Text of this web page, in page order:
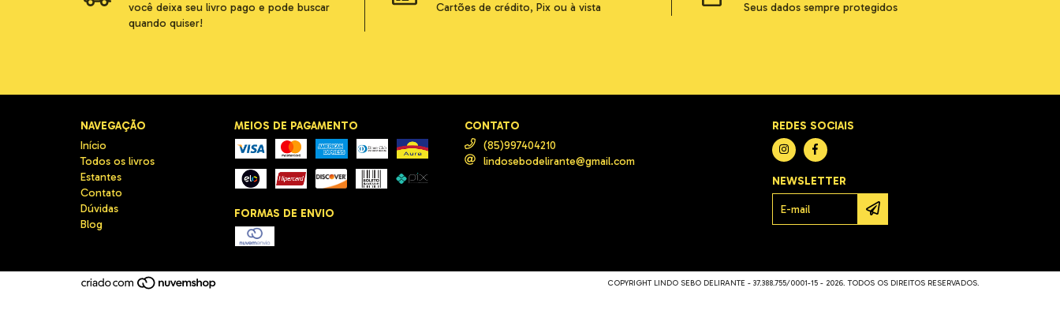
você deixa seu livro pago e pode buscar
quando quiser!
Cartões de crédito, Pix ou à vista Seus dados sempre protegidos
NAVEGAÇÃO
Início
Todos os livros
Estantes
Contato
Dúvidas
Blog
MEIOS DE PAGAMENTO
FORMAS DE ENVIO
CONTATO
(85)997404210
lindosebodelirante@gmail.com
REDES SOCIAIS
NEWSLETTER
COPYRIGHT LINDO SEBO DELIRANTE - 37.388.755/0001-15 - 2026. TODOS OS DIREITOS RESERVADOS.